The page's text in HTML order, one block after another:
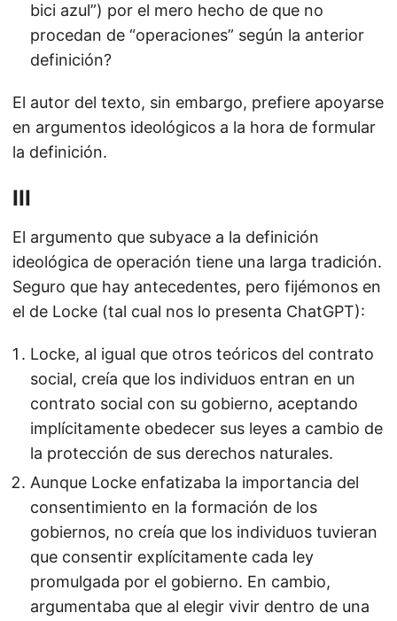
bici azul”) por el mero hecho de que no
procedan de “operaciones” según la anterior
definición?
El autor del texto, sin embargo, prefiere apoyarse
en argumentos ideológicos a la hora de formular
la definición.
III
El argumento que subyace a la definición
ideológica de operación tiene una larga tradición.
Seguro que hay antecedentes, pero fijémonos en
el de Locke (tal cual nos lo presenta ChatGPT):
Locke, al igual que otros teóricos del contrato
social, creía que los individuos entran en un
contrato social con su gobierno, aceptando
implícitamente obedecer sus leyes a cambio de
la protección de sus derechos naturales.
Aunque Locke enfatizaba la importancia del
consentimiento en la formación de los
gobiernos, no creía que los individuos tuvieran
que consentir explícitamente cada ley
promulgada por el gobierno. En cambio,
argumentaba que al elegir vivir dentro de una